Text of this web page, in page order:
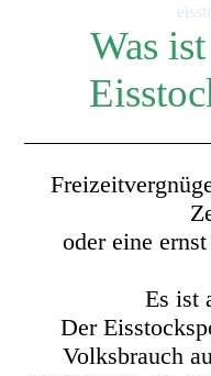
Was
oder eine
Es ist
Der
Volksbrauch